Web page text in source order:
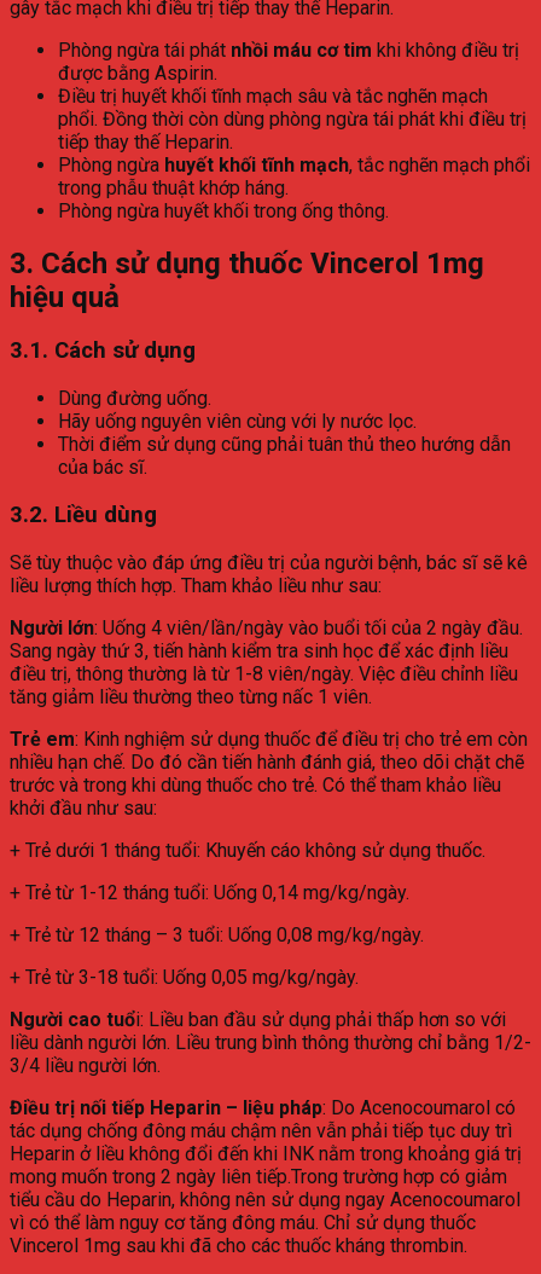
gây tắc mạch khi điều trị tiếp thay thế Heparin.
Phòng ngừa tái phát nhồi máu cơ tim khi không điều trị
được bằng Aspirin.
Điều trị huyết khối tĩnh mạch sâu và tắc nghẽn mạch
phổi. Đồng thời còn dùng phòng ngừa tái phát khi điều trị
tiếp thay thế Heparin.
Phòng ngừa huyết khối tĩnh mạch, tắc nghẽn mạch phổi
trong phẫu thuật khớp háng.
Phòng ngừa huyết khối trong ống thông.
3. Cách sử dụng thuốc Vincerol 1mg
hiệu quả
3.1. Cách sử dụng
Dùng đường uống.
Hãy uống nguyên viên cùng với ly nước lọc.
Thời điểm sử dụng cũng phải tuân thủ theo hướng dẫn
của bác sĩ.
3.2. Liều dùng
Sẽ tùy thuộc vào đáp ứng điều trị của người bệnh, bác sĩ sẽ kê
liều lượng thích hợp. Tham khảo liều như sau:
Người lớn: Uống 4 viên/lần/ngày vào buổi tối của 2 ngày đầu.
Sang ngày thứ 3, tiến hành kiểm tra sinh học để xác định liều
điều trị, thông thường là từ 1-8 viên/ngày. Việc điều chỉnh liều
tăng giảm liều thường theo từng nấc 1 viên.
Trẻ em: Kinh nghiệm sử dụng thuốc để điều trị cho trẻ em còn
nhiều hạn chế. Do đó cần tiến hành đánh giá, theo dõi chặt chẽ
trước và trong khi dùng thuốc cho trẻ. Có thể tham khảo liều
khởi đầu như sau:
+ Trẻ dưới 1 tháng tuổi: Khuyến cáo không sử dụng thuốc.
+ Trẻ từ 1-12 tháng tuổi: Uống 0,14 mg/kg/ngày.
+ Trẻ từ 12 tháng – 3 tuổi: Uống 0,08 mg/kg/ngày.
+ Trẻ từ 3-18 tuổi: Uống 0,05 mg/kg/ngày.
Người cao tuổi: Liều ban đầu sử dụng phải thấp hơn so với
liều dành người lớn. Liều trung bình thông thường chỉ bằng 1/2-
3/4 liều người lớn.
Điều trị nối tiếp Heparin – liệu pháp: Do Acenocoumarol có
tác dụng chống đông máu chậm nên vẫn phải tiếp tục duy trì
Heparin ở liều không đổi đến khi INK nằm trong khoảng giá trị
mong muốn trong 2 ngày liên tiếp.Trong trường hợp có giảm
tiểu cầu do Heparin, không nên sử dụng ngay Acenocoumarol
vì có thể làm nguy cơ tăng đông máu. Chỉ sử dụng thuốc
Vincerol 1mg sau khi đã cho các thuốc kháng thrombin.